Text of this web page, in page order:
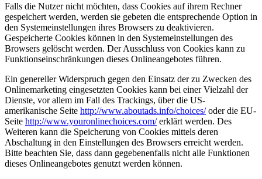
Falls die Nutzer nicht möchten, dass Cookies auf ihrem Rechner
gespeichert werden, werden sie gebeten die entsprechende Option in
den Systemeinstellungen ihres Browsers zu deaktivieren.
Gespeicherte Cookies können in den Systemeinstellungen des
Browsers gelöscht werden. Der Ausschluss von Cookies kann zu
Funktionseinschränkungen dieses Onlineangebotes führen.
Ein genereller Widerspruch gegen den Einsatz der zu Zwecken des
Onlinemarketing eingesetzten Cookies kann bei einer Vielzahl der
Dienste, vor allem im Fall des Trackings, über die US-
amerikanische Seite http://www.aboutads.info/choices/oder die EU-
Seite http://www.youronlinechoices.com/erklärt werden. Des
Weiteren kann die Speicherung von Cookies mittels deren
Abschaltung in den Einstellungen des Browsers erreicht werden.
Bitte beachten Sie, dass dann gegebenenfalls nicht alle Funktionen
dieses Onlineangebotes genutzt werden können.